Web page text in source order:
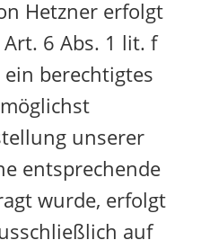
Hetzner erfolgt
6 Abs. 1 lit. f
ein berechtigtes
unserer
entsprechende
wurde, erfolgt
auf